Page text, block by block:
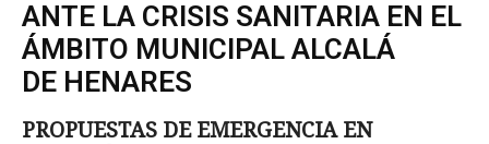
ANTE LA CRISIS SANITARIA EN EL
ÁMBITO MUNICIPAL ALCALÁ
DE HENARES
PROPUESTAS DE EMERGENCIA EN